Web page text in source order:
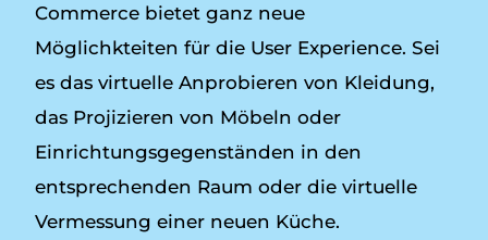
Commerce bietet ganz neue
Möglichkteiten für die User Experience. Sei
es das virtuelle Anprobieren von Kleidung,
das Projizieren von Möbeln oder
Einrichtungsgegenständen in den
entsprechenden Raum oder die virtuelle
Vermessung einer neuen Küche.